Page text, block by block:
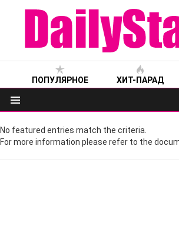
ПОПУЛЯРНОЕ ХИТ-ПАРАД
Меню
No featured entries match the criteria.
For more information please refer to the